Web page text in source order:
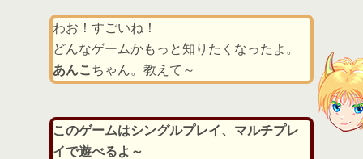
わお！すごいね！
どんなゲームかもっと知りたくなったよ。
あんこ ちゃん。教えて～
このゲームはシングルプレイ、マルチプレ
イで遊べるよ～